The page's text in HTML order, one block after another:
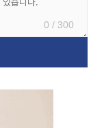
0 / 300